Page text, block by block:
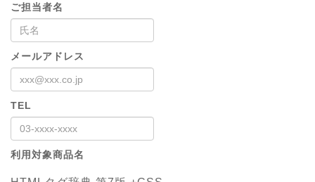
ご担当者名
メールアドレス
TEL
利用対象商品名